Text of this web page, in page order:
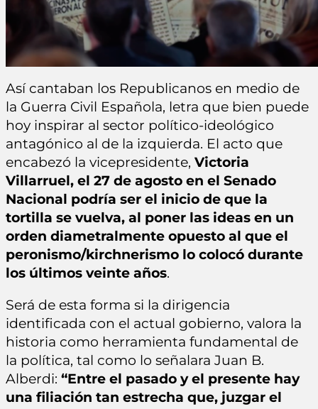
Así cantaban los Republicanos en medio de
la Guerra Civil Española, letra que bien puede
hoy inspirar al sector político-ideológico
antagónico al de la izquierda. El acto que
encabezó la vicepresidente, Victoria
Villarruel, el 27 de agosto en el Senado
Nacional podría ser el inicio de que la
tortilla se vuelva, al poner las ideas en un
orden diametralmente opuesto al que el
peronismo/kirchnerismo lo colocó durante
los últimos veinte años.
Será de esta forma si la dirigencia
identificada con el actual gobierno, valora la
historia como herramienta fundamental de
la política, tal como lo señalara Juan B.
Alberdi: “Entre el pasado y el presente hay
una filiación tan estrecha que, juzgar el